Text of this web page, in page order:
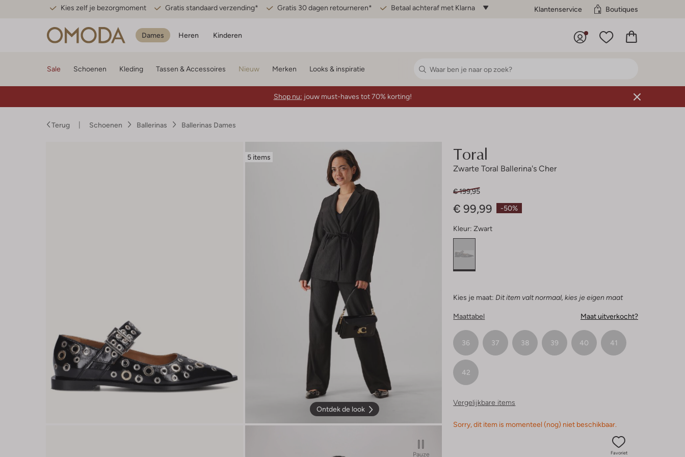
Kies zelf je bezorgmoment Gratis standaard verzending* Gratis 30 dagen retourneren* Betaal achteraf met Klarna Klantenservice Boutiques
Dames Heren Kinderen
Sale Schoenen Kleding Tassen & Accessoires Nieuw Merken Looks & inspiratie
Shop nu: jouw must-haves tot 70% korting!
Terug Schoenen Ballerinas Ballerinas Dames
5 items
Ontdek de look
Pauze
Toral
Zwarte Toral Ballerina's Cher
-50%
€ 199,95
€ 99,99
Kleur: Zwart
Kies je maat: Dit item valt normaal, kies je eigen maat
Maattabel Maat uitverkocht?
36 37 38 39 40 41
42
Vergelijkbare items
Sorry, dit item is momenteel (nog) niet beschikbaar.
Favoriet